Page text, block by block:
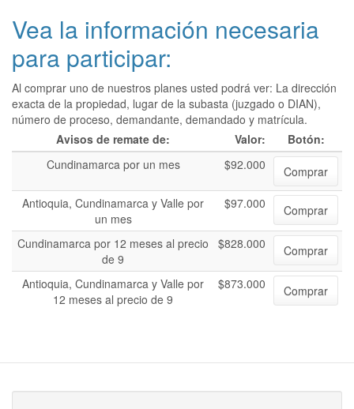
Vea la información necesaria
para participar:
Al comprar uno de nuestros planes usted podrá ver: La dirección
exacta de la propiedad, lugar de la subasta (juzgado o DIAN),
número de proceso, demandante, demandado y matrícula.
Avisos de remate de:
Valor:
Botón:
Cundinamarca por un mes
$92.000
Comprar
Antioquia, Cundinamarca y Valle por
un mes
$97.000 Comprar
Cundinamarca por 12 meses al precio
de 9
$828.000 Comprar
Antioquia, Cundinamarca y Valle por
12 meses al precio de 9
$873.000 Comprar